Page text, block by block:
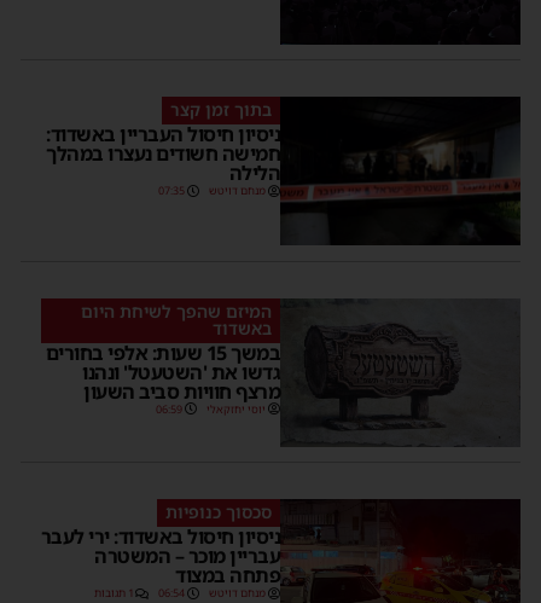
בתוך זמן קצר
ניסיון חיסול העבריין באשדוד:
חמישה חשודים נעצרו במהלך
הלילה
מנחם דויטש 07:35
המיזם שהפך לשיחת היום
באשדוד
במשך 15 שעות: אלפי בחורים
גדשו את 'השטעטל' ונהנו
מרצף חוויות סביב השעון
יוסי יחזקאלי 06:59
סכסוך כנופיות
ניסיון חיסול באשדוד: ירי לעבר
עבריין מוכר – המשטרה
פתחה במצוד
מנחם דויטש 06:54 1 תגובות